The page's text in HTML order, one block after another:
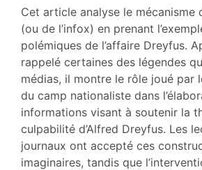
Texte
Notes
Citer cet article
Auteur
Cet article analyse le mécanisme
(ou de l’infox) en prenant
polémiques de l’affaire Dreyfus.
rappelé certaines des légendes
médias, il montre le rôle joué par
du camp nationaliste dans
informations visant à soutenir la
culpabilité d’Alfred Dreyfus. Les
journaux ont accepté ces
imaginaires, tandis que